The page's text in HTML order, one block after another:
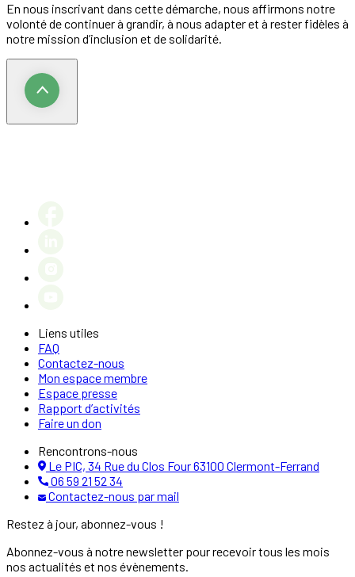
En nous inscrivant dans cette démarche, nous affirmons notre
volonté de continuer à grandir, à nous adapter et à rester fidèles à
notre mission d’inclusion et de solidarité.
Liens utiles
FAQ
Contactez-nous
Mon espace membre
Espace presse
Rapport d’activités
Faire un don
Rencontrons-nous
Le PIC, 34 Rue du Clos Four 63100 Clermont-Ferrand
06 59 21 52 34
Contactez-nous par mail
Restez à jour, abonnez-vous !
Abonnez-vous à notre newsletter pour recevoir tous les mois
nos actualités et nos évènements.